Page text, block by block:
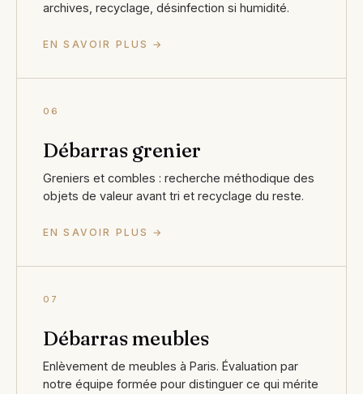
archives, recyclage, désinfection si humidité.
EN SAVOIR PLUS →
06
Débarras grenier
Greniers et combles : recherche méthodique des
objets de valeur avant tri et recyclage du reste.
EN SAVOIR PLUS →
07
Débarras meubles
Enlèvement de meubles à Paris. Évaluation par
notre équipe formée pour distinguer ce qui mérite